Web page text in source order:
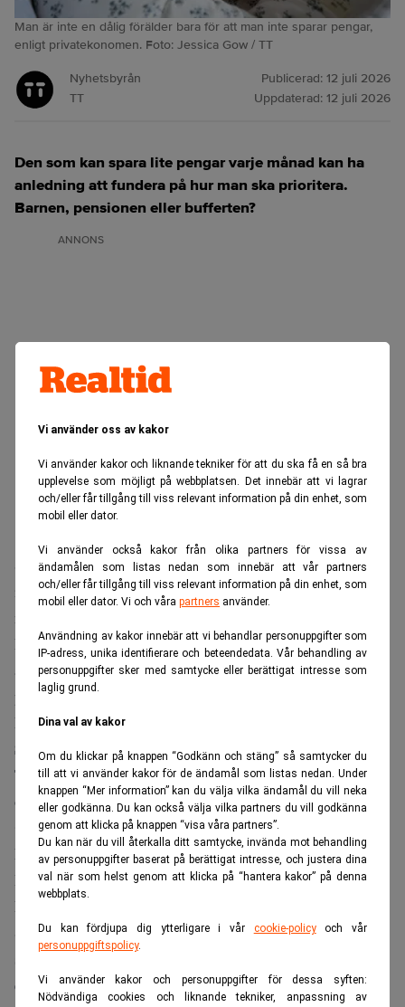
Vi använder oss av kakor
Vi använder kakor och liknande tekniker för att du ska få en så bra
upplevelse som möjligt på webbplatsen. Det innebär att vi lagrar
och/eller får tillgång till viss relevant information på din enhet, som
mobil eller dator.
Vi använder också kakor från olika partners för vissa av
ändamålen som listas nedan som innebär att vår partners
och/eller får tillgång till viss relevant information på din enhet, som
mobil eller dator. Vi och våra partners använder.
Användning av kakor innebär att vi behandlar personuppgifter som
IP-adress, unika identifierare och beteendedata. Vår behandling av
personuppgifter sker med samtycke eller berättigat intresse som
laglig grund.
Dina val av kakor
Om du klickar på knappen “Godkänn och stäng” så samtycker du
till att vi använder kakor för de ändamål som listas nedan. Under
knappen “Mer information” kan du välja vilka ändamål du vill neka
eller godkänna. Du kan också välja vilka partners du vill godkänna
genom att klicka på knappen “visa våra partners”.
Du kan när du vill återkalla ditt samtycke, invända mot behandling
av personuppgifter baserat på berättigat intresse, och justera dina
val när som helst genom att klicka på “hantera kakor” på denna
webbplats.
Du kan fördjupa dig ytterligare i vår cookie-policyoch vår
personuppgiftspolicy.
Vi använder kakor och personuppgifter för dessa syften:
Nödvändiga cookies och liknande tekniker, anpassning av
Man är inte en dålig förälder bara för att man inte sparar pengar,
enligt privatekonomen. Foto: Jessica Gow / TT
Nyhetsbyrån
TT
Publicerad: 12 juli 2026
Uppdaterad: 12 juli 2026
Den som kan spara lite pengar varje månad kan ha
anledning att fundera på hur man ska prioritera.
Barnen, pensionen eller bufferten?
ANNONS
Sätt dig själv först när du sparar pengar. Se till att skrapa
ihop en ordentlig buffert, och spara sedan till barnen i eget
namn. Det råder privatekonomerna.
Den som kan spara lite pengar varje månad kan ha
anledning att fundera på hur man ska prioritera. Barnen,
pensionen eller bufferten?
Det är ganska tydligt för mig, bufferten är viktigast, säger
Sharon Lavie, privatekonom på Lendo.
Två, tre månaders utgifter behövs för att man ska klara sig
om något händer, som att man blir sjuk eller arbetslös.
Christina Sahlberg, privatekonom på Skandia, håller med.
Bufferten först
Det är bevisat att vår hälsa bygger på att vi har kontroll.
Därför är det absolut prio ett att ha en buffert, säger hon.
Spara först ihop till reservpengarna, därefter annat
sparande. Och tänk på sig själv i första hand, anser
ekonomerna.